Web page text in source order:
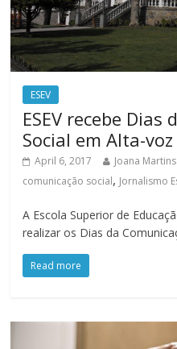
ESEV
ESEV recebe Dias
Social em Alta-voz
April 6, 2017 Joana Martins
comunicação social, Jornalismo
A Escola Superior de
realizar os Dias da
Read more